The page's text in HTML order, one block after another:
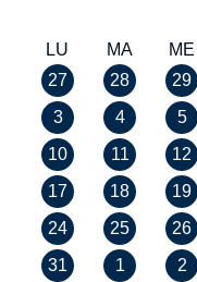
LU MA ME
27
28 29
3
4 5
10
11 12
17
18 19
24
25 26
31
1 2